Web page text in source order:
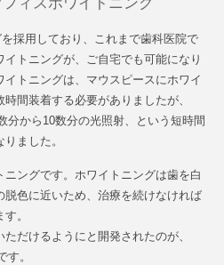
採用しており、これまで歯科医院で
トニングが、ご自宅でも可能になり
トニングは、マウスピースにホワイ
間装着する必要がありましたが、
分から10数分の光照射、という短時間
ました。
ングです。ホワイトニングは歯を白
脱色に近いため、治療を続けなければ
。
だけるようにと開発されたのが、
。